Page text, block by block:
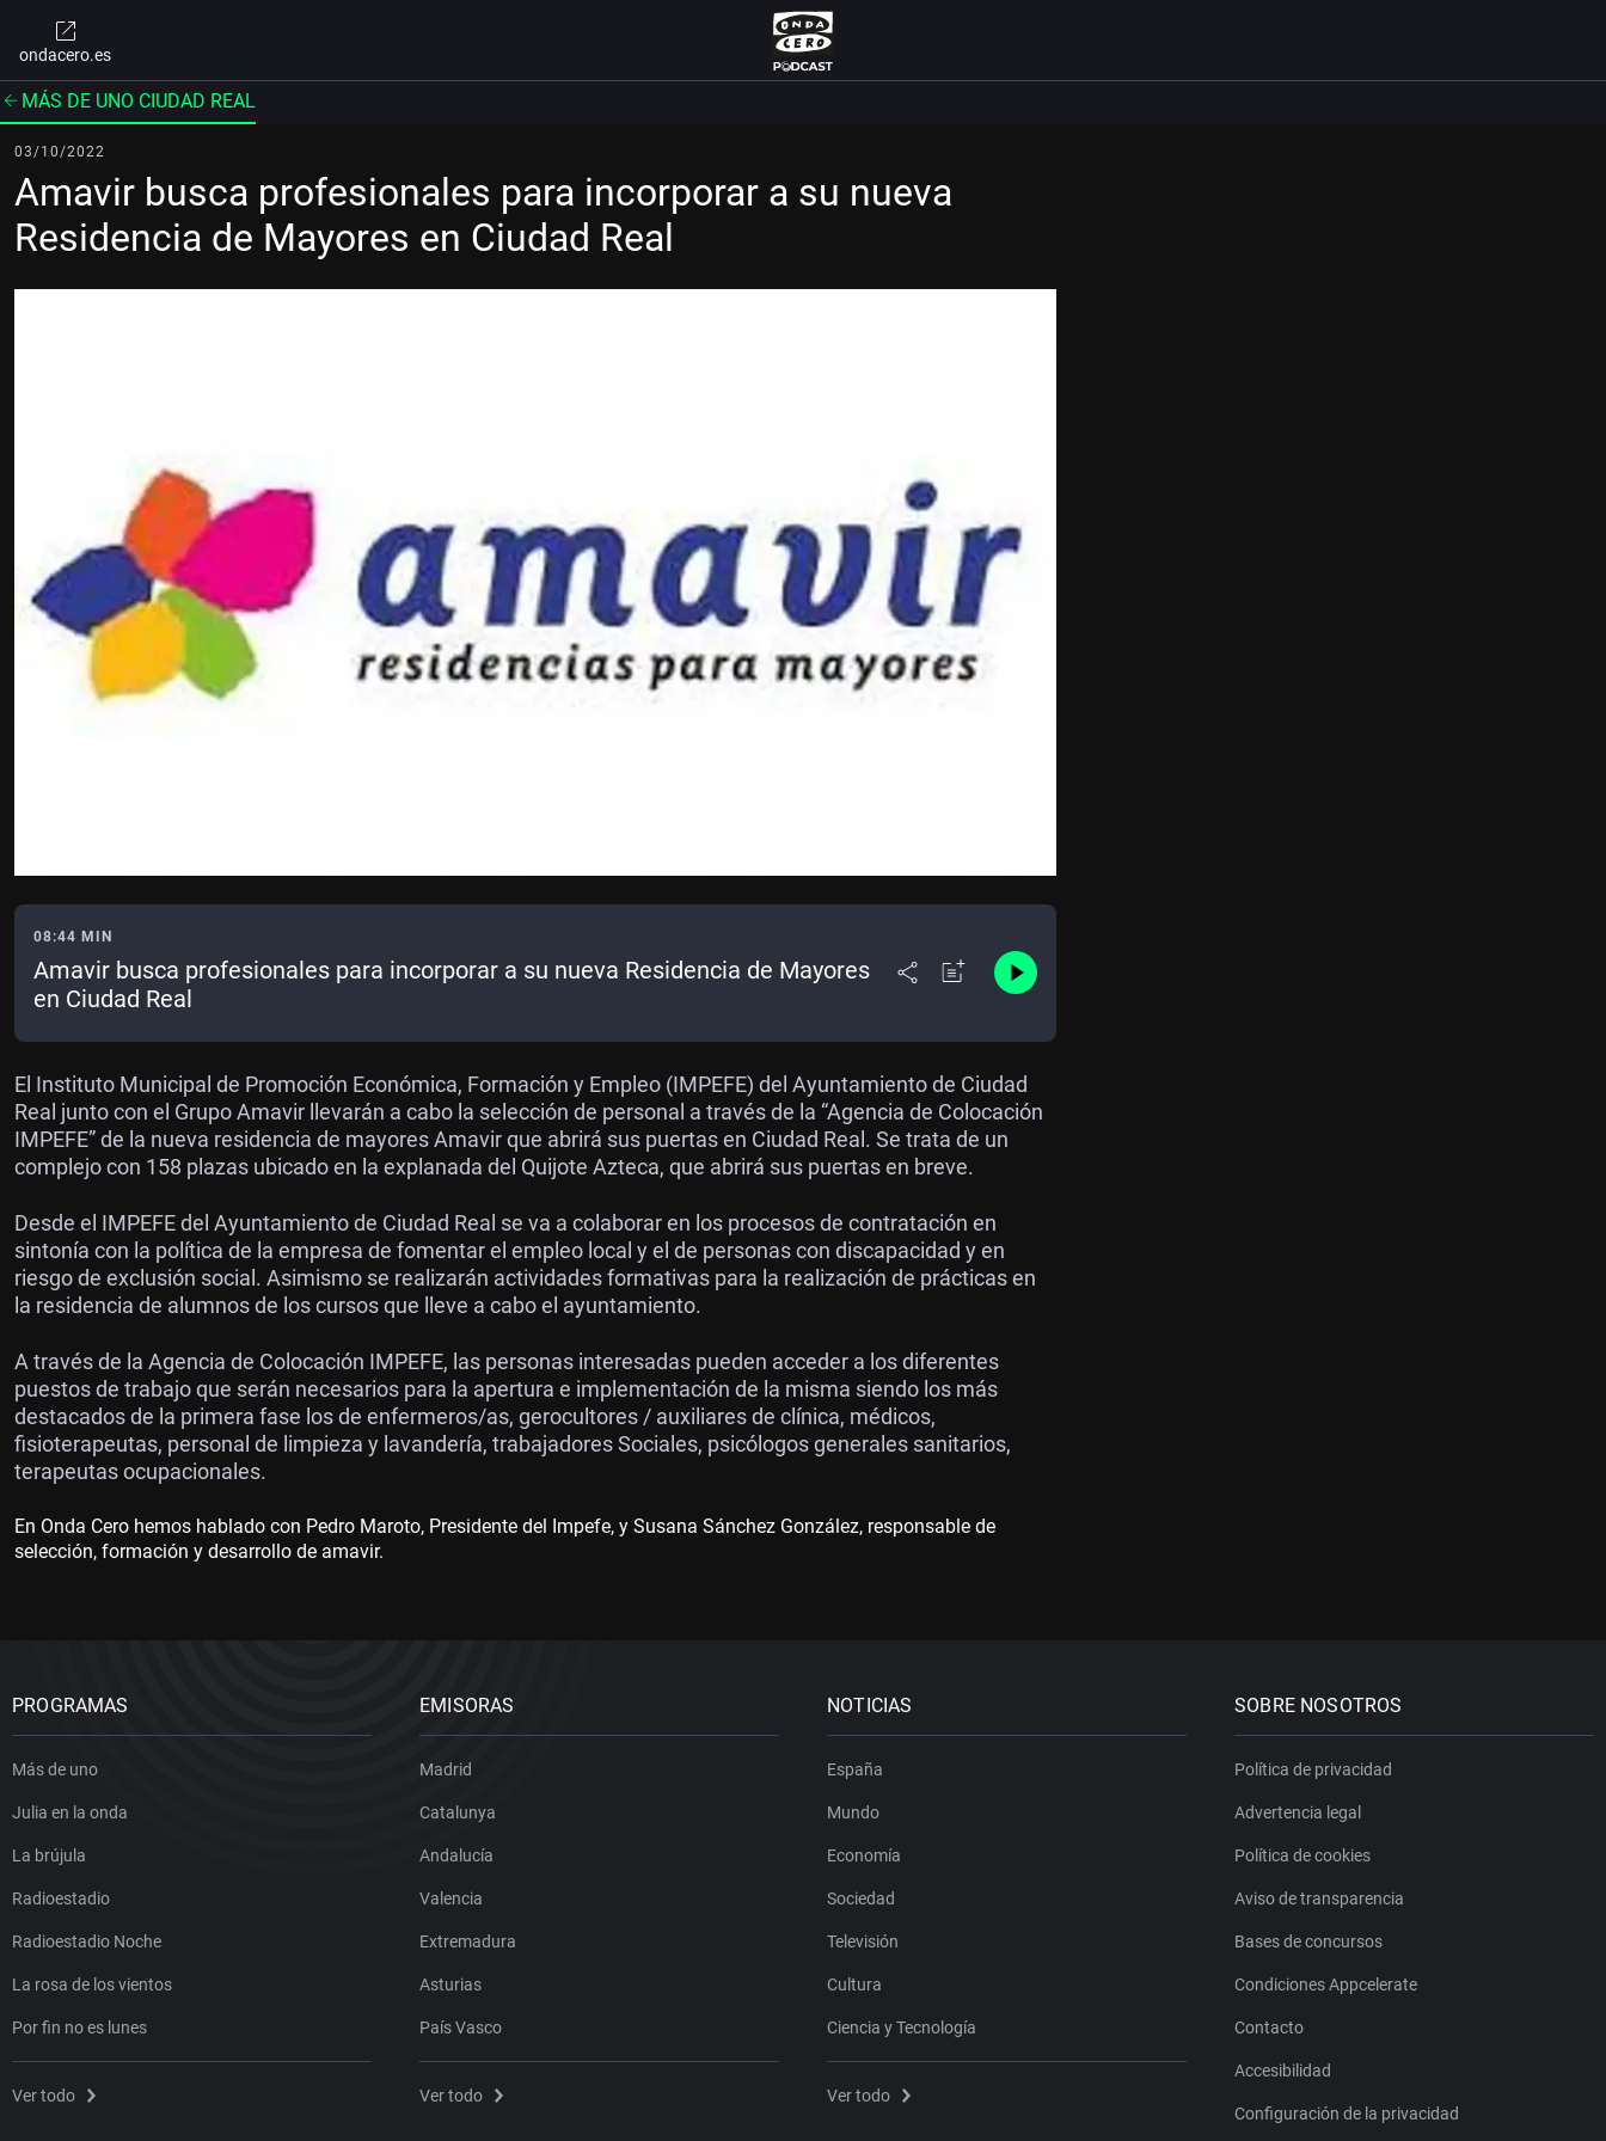
ondacero.es
MÁS DE UNO CIUDAD REAL
03/10/2022
Amavir busca profesionales para incorporar a su nueva
Residencia de Mayores en Ciudad Real
08:44 MIN
Amavir busca profesionales para incorporar a su nueva Residencia de Mayores
en Ciudad Real
El Instituto Municipal de Promoción Económica, Formación y Empleo (IMPEFE) del Ayuntamiento de Ciudad
Real junto con el Grupo Amavir llevarán a cabo la selección de personal a través de la “Agencia de Colocación
IMPEFE” de la nueva residencia de mayores Amavir que abrirá sus puertas en Ciudad Real. Se trata de un
complejo con 158 plazas ubicado en la explanada del Quijote Azteca, que abrirá sus puertas en breve.
Desde el IMPEFE del Ayuntamiento de Ciudad Real se va a colaborar en los procesos de contratación en
sintonía con la política de la empresa de fomentar el empleo local y el de personas con discapacidad y en
riesgo de exclusión social. Asimismo se realizarán actividades formativas para la realización de prácticas en
la residencia de alumnos de los cursos que lleve a cabo el ayuntamiento.
A través de la Agencia de Colocación IMPEFE, las personas interesadas pueden acceder a los diferentes
puestos de trabajo que serán necesarios para la apertura e implementación de la misma siendo los más
destacados de la primera fase los de enfermeros/as, gerocultores / auxiliares de clínica, médicos,
fisioterapeutas, personal de limpieza y lavandería, trabajadores Sociales, psicólogos generales sanitarios,
terapeutas ocupacionales.
En Onda Cero hemos hablado con Pedro Maroto, Presidente del Impefe, y Susana Sánchez González, responsable de
selección, formación y desarrollo de amavir.
PROGRAMAS
Más de uno
Julia en la onda
La brújula
Radioestadio
Radioestadio Noche
La rosa de los vientos
Por fin no es lunes
Ver todo
EMISORAS
Madrid
Catalunya
Andalucía
Valencia
Extremadura
Asturias
País Vasco
Ver todo
NOTICIAS
España
Mundo
Economía
Sociedad
Televisión
Cultura
Ciencia y Tecnología
Ver todo
SOBRE NOSOTROS
Política de privacidad
Advertencia legal
Política de cookies
Aviso de transparencia
Bases de concursos
Condiciones Appcelerate
Contacto
Accesibilidad
Configuración de la privacidad